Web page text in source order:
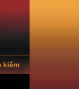
kiếm